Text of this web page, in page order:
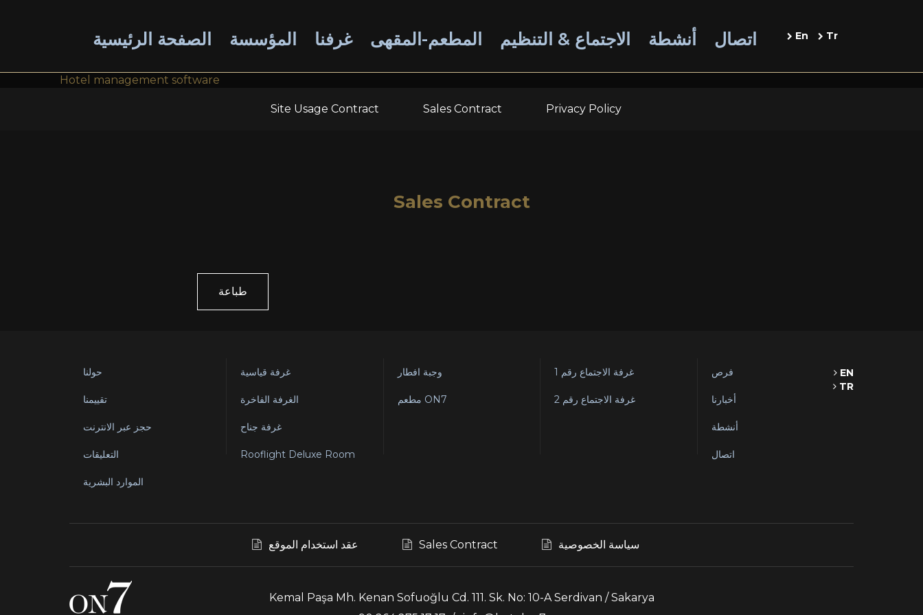
الصفحة الرئيسية المؤسسة غرفنا المطعم-المقهى الاجتماع & التنظيم أنشطة اتصال En Tr
Hotel management software
Site Usage Contract Sales Contract Privacy Policy
Sales Contract
طباعة
حولنا
تقييمنا
حجز عبر الانترنت
التعليقات
الموارد البشرية
غرفة قياسية
الغرفة الفاخرة
غرفة جناح
Rooflight Deluxe Room
وجبة افطار
مطعم ON7
غرفة الاجتماع رقم 1
غرفة الاجتماع رقم 2
فرص
أخبارنا
أنشطة
اتصال
EN
TR
عقد استخدام الموقع Sales Contract سياسة الخصوصية
Kemal Paşa Mh. Kenan Sofuoğlu Cd. 111. Sk. No: 10-A Serdivan / Sakarya